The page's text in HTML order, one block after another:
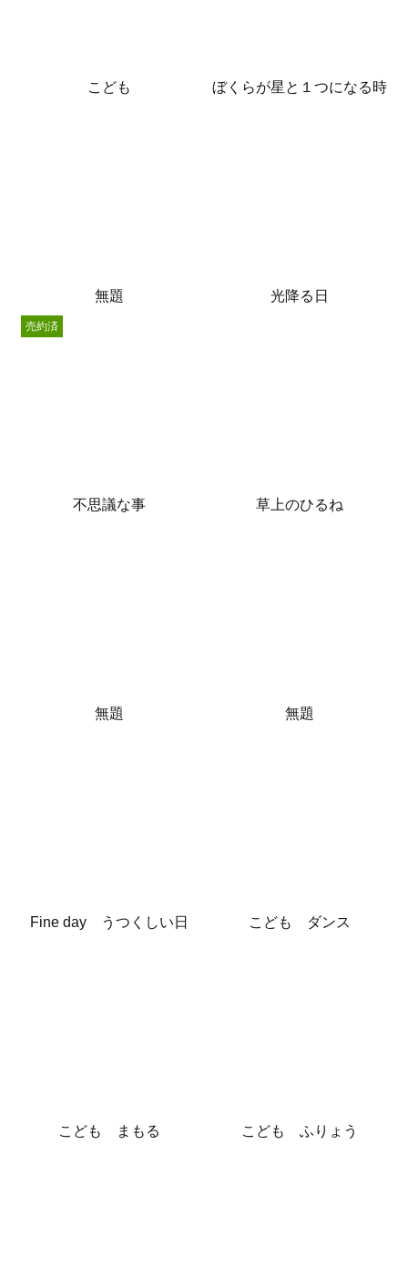
こども ぼくらが星と１つになる時
無題 光降る日
不思議な事
売約済
草上のひるね
無題 無題
Fine day うつくしい日 こども ダンス
こども まもる こども ふりょう